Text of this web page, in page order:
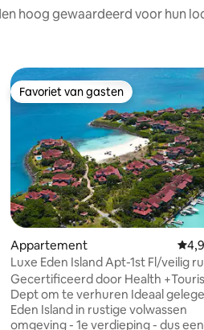
hoog gewaardeerd voor hun
van 4,98 uit 5, 298
Favoriet van gasten
Favoriet van gasten
Appartement
Luxe Eden Island Apt-1st Fl/veilig
de buurt van het zwembad
Gecertificeerd door Health
Dept om te verhuren Ideaal gelegen op
Eden Island in rustige volwassen
omgeving - 1e verdieping - dus een